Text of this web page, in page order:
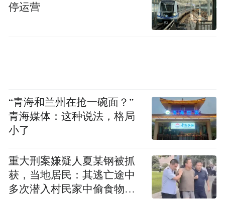
停运营
“青海和兰州在抢一碗面？”
青海媒体：这种说法，格局
小了
重大刑案嫌疑人夏某钢被抓
获，当地居民：其逃亡途中
多次潜入村民家中偷食物被